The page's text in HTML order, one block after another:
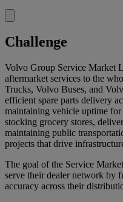
Challenge
Volvo Group Service Market
aftermarket services to the
Trucks, Volvo Buses, and
efficient spare parts delivery
maintaining vehicle uptime
stocking grocery stores,
maintaining public
projects that drive
The goal of the Service
serve their dealer network by
accuracy across their